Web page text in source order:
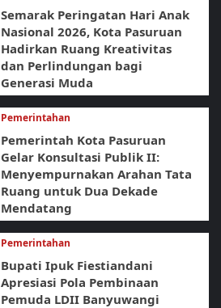
Semarak Peringatan Hari Anak
Nasional 2026, Kota Pasuruan
Hadirkan Ruang Kreativitas
dan Perlindungan bagi
Generasi Muda
Pemerintahan
Pemerintah Kota Pasuruan
Gelar Konsultasi Publik II:
Menyempurnakan Arahan Tata
Ruang untuk Dua Dekade
Mendatang
Pemerintahan
Bupati Ipuk Fiestiandani
Apresiasi Pola Pembinaan
Pemuda LDII Banyuwangi